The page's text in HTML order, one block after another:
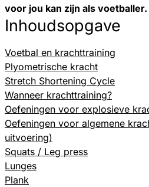
voor jou kan zijn als voetballer.
Inhoudsopgave
Voetbal en krachttraining
Plyometrische kracht
Stretch Shortening Cycle
Wanneer krachttraining?
Oefeningen voor explosieve
Oefeningen voor algemene
uitvoering)
Squats / Leg press
Lunges
Plank